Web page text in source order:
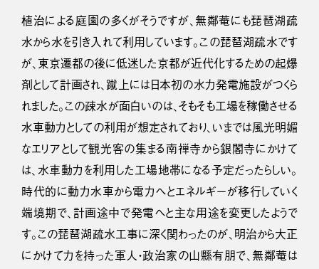
植治による庭園の多くがそうですが、無鄰菴にも琵琶湖疏
水から水を引き入れて利用しています。この琵琶湖疏水です
が、東京遷都の後に低迷した京都が近代化するための起爆
剤として計画され、蹴上には日本初の水力発電施設がつくら
れました。この疎水が面白いのは、そもそも工場を稼働させる
水車動力としての利用が想定されており、いまでは風光明媚
なエリアとして観光客の集まる南禅寺から銀閣寺にかけて
は、水車動力を利用した工場地帯になる予定だったらしい。
時代的に動力水車から電力へとエネルギーが移行していく
端境期で、計画途中で発電へと主な用途を変更したようで
す。この琵琶湖疏水工事に深く関わったのが、明治から大正
にかけて力を持った軍人・政治家の山縣有朋で、無鄰菴は